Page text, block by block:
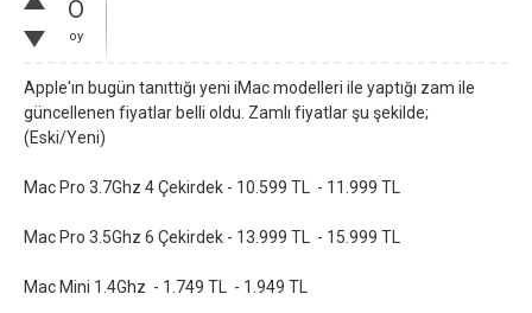
0
oy
Apple'ın bugün tanıttığı yeni iMac modelleri ile yaptığı zam ile
güncellenen fiyatlar belli oldu. Zamlı fiyatlar şu şekilde;
(Eski/Yeni)
Mac Pro 3.7Ghz 4 Çekirdek - 10.599 TL - 11.999 TL
Mac Pro 3.5Ghz 6 Çekirdek - 13.999 TL - 15.999 TL
Mac Mini 1.4Ghz - 1.749 TL - 1.949 TL